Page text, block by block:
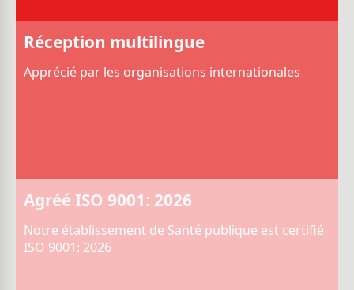
Réception multilingue
Apprécié par les organisations internationales
Agréé ISO 9001: 2026
Notre établissement de Santé publique est certifié
ISO 9001: 2026